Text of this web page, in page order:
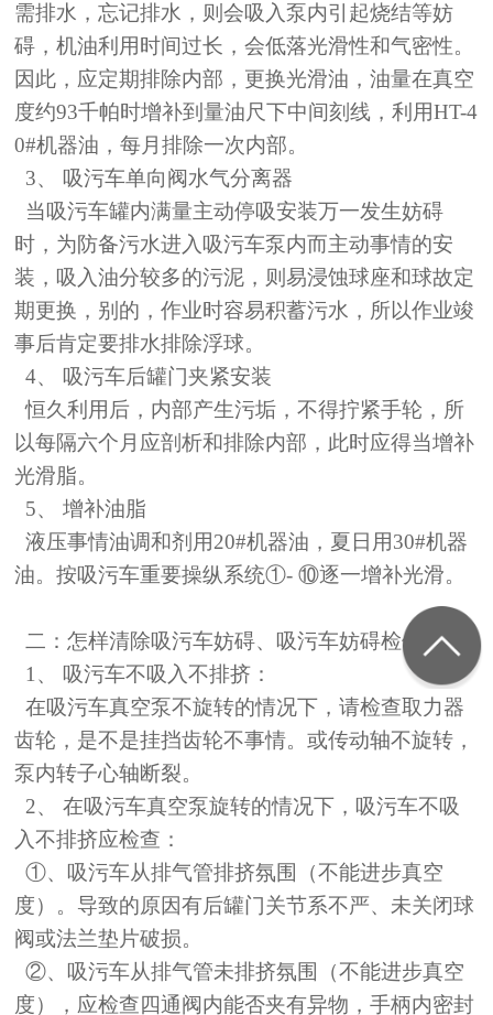
需排水，忘记排水，则会吸入泵内引起烧结等妨
碍，机油利用时间过长，会低落光滑性和气密性。
因此，应定期排除内部，更换光滑油，油量在真空
度约93千帕时增补到量油尺下中间刻线，利用HT-4
0#机器油，每月排除一次内部。
3、 吸污车单向阀水气分离器
当吸污车罐内满量主动停吸安装万一发生妨碍
时，为防备污水进入吸污车泵内而主动事情的安
装，吸入油分较多的污泥，则易浸蚀球座和球故定
期更换，别的，作业时容易积蓄污水，所以作业竣
事后肯定要排水排除浮球。
4、 吸污车后罐门夹紧安装
恒久利用后，内部产生污垢，不得拧紧手轮，所
以每隔六个月应剖析和排除内部，此时应得当增补
光滑脂。
5、 增补油脂
液压事情油调和剂用20#机器油，夏日用30#机器
油。按吸污车重要操纵系统①-⑩逐一增补光滑。
二：怎样清除吸污车妨碍、吸污车妨碍检修部位
1、 吸污车不吸入不排挤：
在吸污车真空泵不旋转的情况下，请检查取力器
齿轮，是不是挂挡齿轮不事情。或传动轴不旋转，
泵内转子心轴断裂。
2、 在吸污车真空泵旋转的情况下，吸污车不吸
入不排挤应检查：
①、吸污车从排气管排挤氛围（不能进步真空
度）。导致的原因有后罐门关节系不严、未关闭球
阀或法兰垫片破损。
②、吸污车从排气管未排挤氛围（不能进步真空
度），应检查四通阀内能否夹有异物，手柄内密封